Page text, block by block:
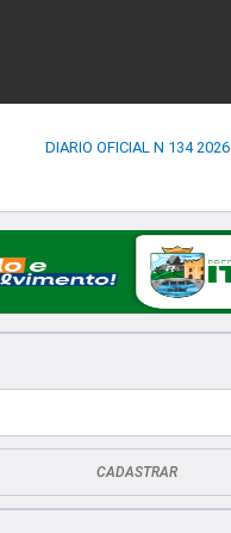
DIARIO OFICIAL N 134 2026
CADASTRAR